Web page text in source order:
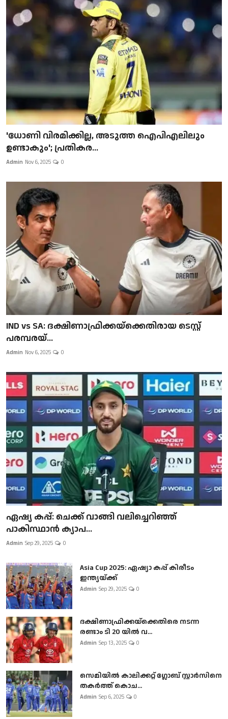
'ധോണി വിരമിക്കില്ല, അടുത്ത ഐപിഎലിലും
ഉണ്ടാകും'; പ്രതികര...
Admin Nov 6, 2025 0
IND vs SA: ദക്ഷിണാഫ്രിക്കയ്‌ക്കെതിരായ ടെസ്റ്റ്
പരമ്പരയ്...
Admin Nov 6, 2025 0
ഏഷ്യ കപ്പ്: ചെക്ക് വാങ്ങി വലിച്ചെറിഞ്ഞ്
പാകിസ്ഥാൻ ക്യാപ...
Admin Sep 29, 2025 0
Asia Cup 2025: ഏഷ്യാ കപ്പ് കിരീടം
ഇന്ത്യയ്ക്ക്
Admin Sep 29, 2025 0
ദക്ഷിണാഫ്രിക്കയ്‌ക്കെതിരെ നടന്ന
രണ്ടാം ടി 20 യിൽ വ...
Admin Sep 13, 2025 0
സെമിയിൽ കാലിക്കറ്റ് ഗ്ലോബ് സ്റ്റാർസിനെ
തകർത്ത് കൊച...
Admin Sep 6, 2025 0